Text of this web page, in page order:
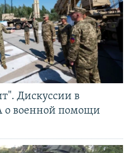
Дискуссии в
о военной помощи